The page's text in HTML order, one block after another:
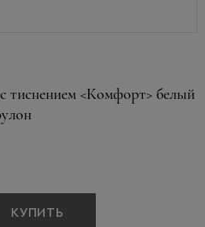
тиснением <Комфорт> белый
КУПИТЬ